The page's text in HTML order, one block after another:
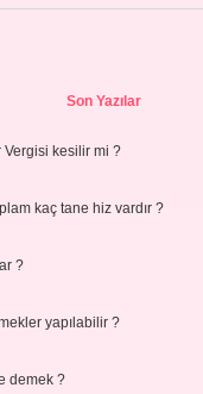
Son Yazılar
Vergisi kesilir mi ?
kaç tane hiz vardır ?
?
yapılabilir ?
demek ?